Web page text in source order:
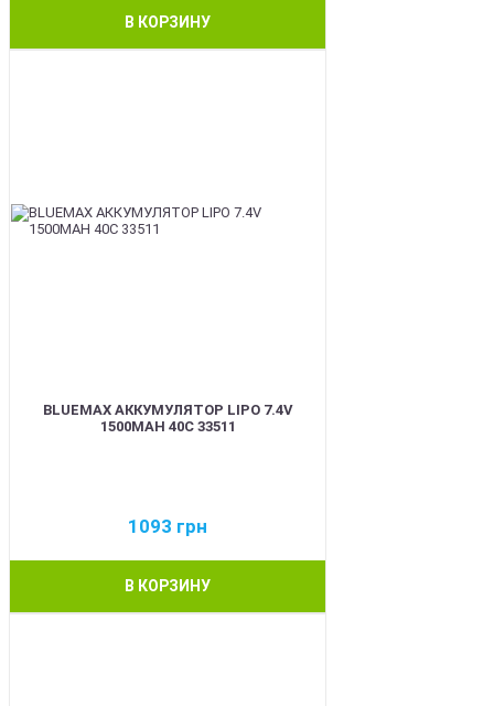
В КОРЗИНУ
BLUEMAX АККУМУЛЯТОР LIPO 7.4V
1500MAH 40C 33511
1093 грн
В КОРЗИНУ